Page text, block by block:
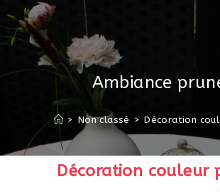
Ambiance
> Non classé > Décoration
Décoration couleur